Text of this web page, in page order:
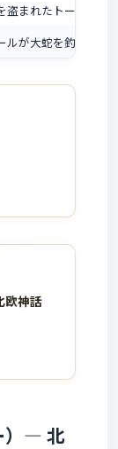
盗まれたトールが花
ルが大蛇を釣り上げ
欧神話
）― 北